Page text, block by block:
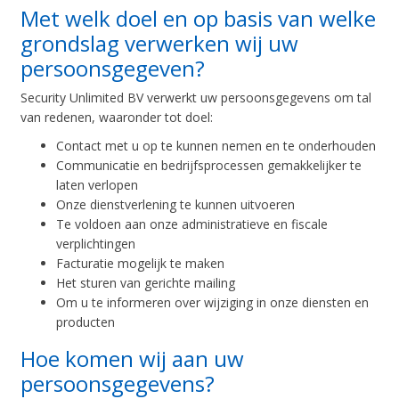
Met welk doel en op basis van welke
grondslag verwerken wij uw
persoonsgegeven?
Security Unlimited BV verwerkt uw persoonsgegevens om tal
van redenen, waaronder tot doel:
Contact met u op te kunnen nemen en te onderhouden
Communicatie en bedrijfsprocessen gemakkelijker te
laten verlopen
Onze dienstverlening te kunnen uitvoeren
Te voldoen aan onze administratieve en fiscale
verplichtingen
Facturatie mogelijk te maken
Het sturen van gerichte mailing
Om u te informeren over wijziging in onze diensten en
producten
Hoe komen wij aan uw
persoonsgegevens?